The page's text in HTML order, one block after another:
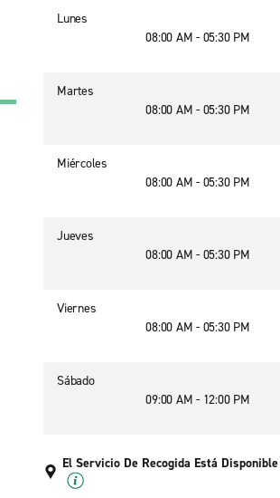
Lunes
08:00 AM - 05:30 PM
Martes
08:00 AM - 05:30 PM
Miércoles
08:00 AM - 05:30 PM
Jueves
08:00 AM - 05:30 PM
Viernes
08:00 AM - 05:30 PM
Sábado
09:00 AM - 12:00 PM
El Servicio De Recogida Está Disponible